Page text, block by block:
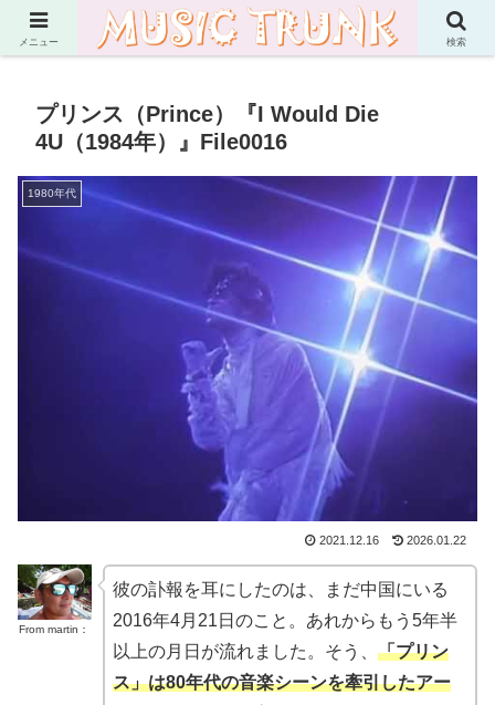
Martin's Music Essay
プリンス（Prince）『I Would Die
4U（1984年）』File0016
1980年代
2021.12.16 2026.01.22
From martin：
彼の訃報を耳にしたのは、まだ中国にいる
2016年4月21日のこと。あれからもう5年半
以上の月日が流れました。そう、 「プリン
ス」は80年代の音楽シーンを牽引したアー
メニュー 検索